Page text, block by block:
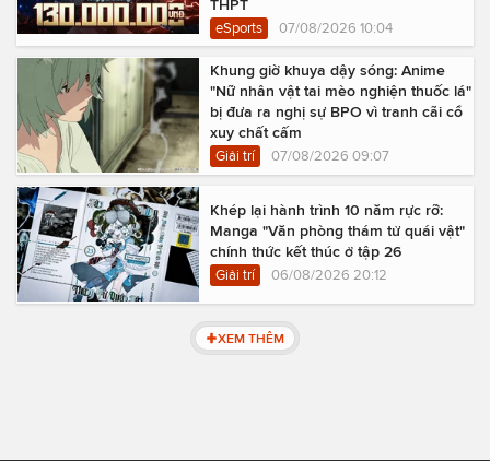
THPT
eSports 07/08/2026 10:04
Khung giờ khuya dậy sóng: Anime
"Nữ nhân vật tai mèo nghiện thuốc lá"
bị đưa ra nghị sự BPO vì tranh cãi cổ
xuy chất cấm
Giải trí 07/08/2026 09:07
Khép lại hành trình 10 năm rực rỡ:
Manga "Văn phòng thám tử quái vật"
chính thức kết thúc ở tập 26
Giải trí 06/08/2026 20:12
XEM THÊM